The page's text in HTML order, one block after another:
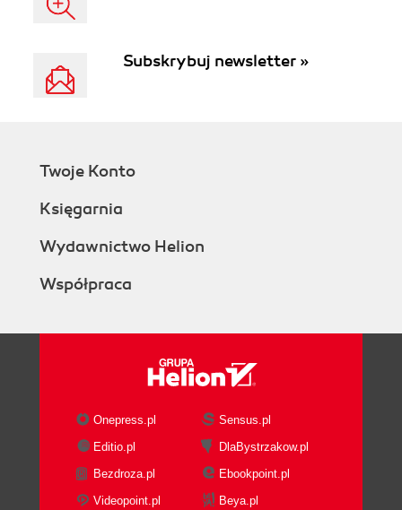
Subskrybuj newsletter »
Twoje Konto
Księgarnia
Wydawnictwo Helion
Współpraca
Onepress.pl
Sensus.pl
Editio.pl
DlaBystrzakow.pl
Bezdroza.pl
Ebookpoint.pl
Videopoint.pl
Beya.pl